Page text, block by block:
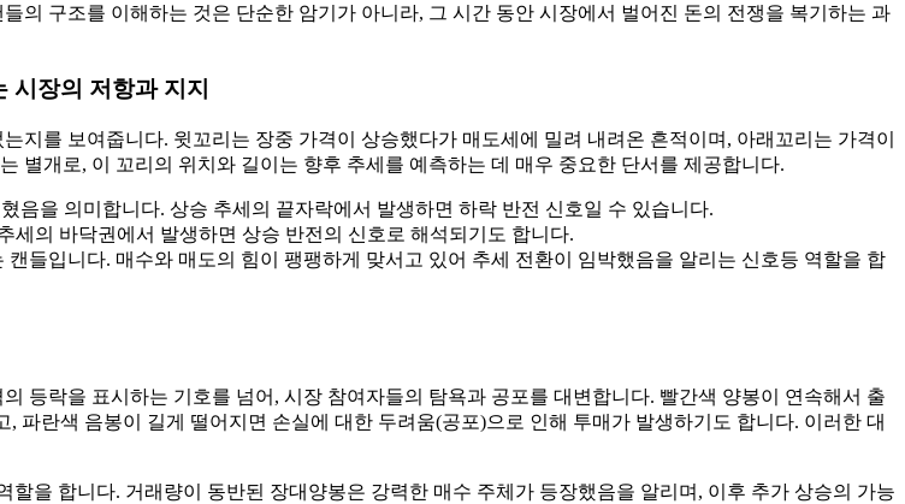
의 구조를 이해하는 것은 단순한 암기가 아니라, 그 시간 동안 시장에서 벌어진 돈의 전쟁을 복기하는 과
시장의 저항과 지지
지를 보여줍니다. 윗꼬리는 장중 가격이 상승했다가 매도세에 밀려 내려온 흔적이며, 아래꼬리는 가격이
별개로, 이 꼬리의 위치와 길이는 향후 추세를 예측하는 데 매우 중요한 단서를 제공합니다.
음을 의미합니다. 상승 추세의 끝자락에서 발생하면 하락 반전 신호일 수 있습니다.
의 바닥권에서 발생하면 상승 반전의 신호로 해석되기도 합니다.
들입니다. 매수와 매도의 힘이 팽팽하게 맞서고 있어 추세 전환이 임박했음을 알리는 신호등 역할을 합
등락을 표시하는 기호를 넘어, 시장 참여자들의 탐욕과 공포를 대변합니다. 빨간색 양봉이 연속해서 출
파란색 음봉이 길게 떨어지면 손실에 대한 두려움(공포)으로 인해 투매가 발생하기도 합니다. 이러한 대
을 합니다. 거래량이 동반된 장대양봉은 강력한 매수 주체가 등장했음을 알리며, 이후 추가 상승의 가능